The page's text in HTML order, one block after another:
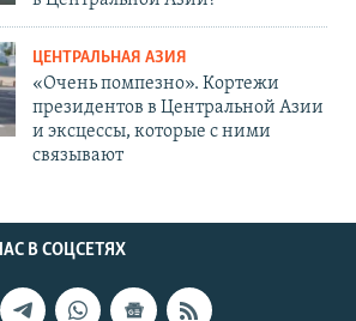
ЦЕНТРАЛЬНАЯ АЗИЯ
«Очень помпезно». Кортежи
президентов в Центральной Азии
и эксцессы, которые с ними
связывают
В СОЦСЕТЯХ